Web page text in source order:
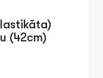
(42cm)